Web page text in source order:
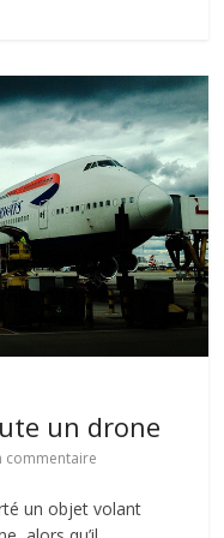
un drone
commentaire
un objet volant